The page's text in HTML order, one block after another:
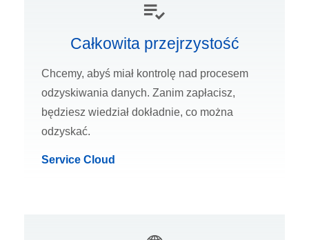
Całkowita przejrzystość
Chcemy, abyś miał kontrolę nad procesem
odzyskiwania danych. Zanim zapłacisz,
będziesz wiedział dokładnie, co można
odzyskać.
Service Cloud